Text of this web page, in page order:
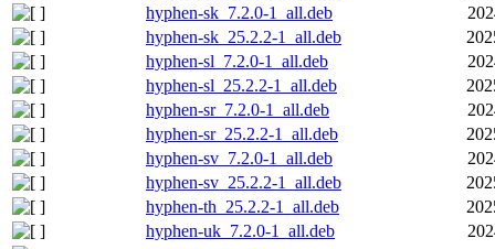
hyphen-sk_7.2.0-1_all.deb
hyphen-sk_25.2.2-1_all.deb
hyphen-sl_7.2.0-1_all.deb
hyphen-sl_25.2.2-1_all.deb
hyphen-sr_7.2.0-1_all.deb
hyphen-sr_25.2.2-1_all.deb
hyphen-sv_7.2.0-1_all.deb
hyphen-sv_25.2.2-1_all.deb
hyphen-th_25.2.2-1_all.deb
hyphen-uk_7.2.0-1_all.deb